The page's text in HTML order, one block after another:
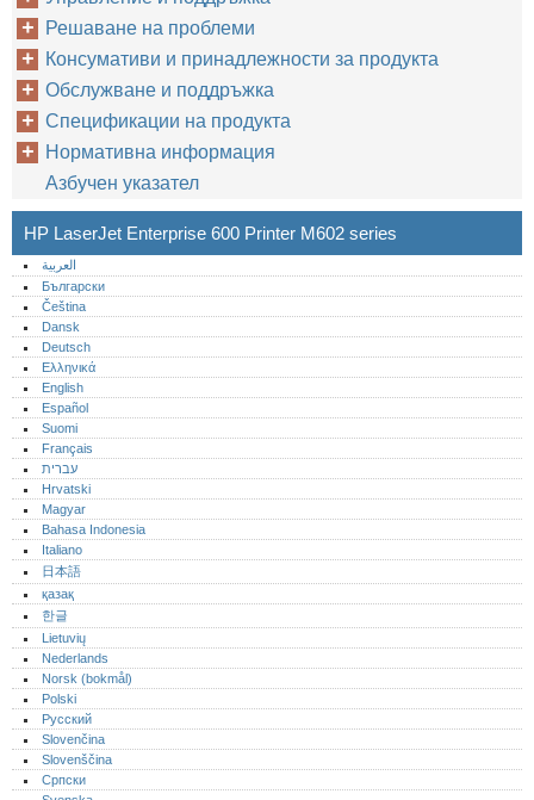
Решаване на проблеми
Консумативи и принадлежности за продукта
Обслужване и поддръжка
Спецификации на продукта
Нормативна информация
Азбучен указател
HP LaserJet Enterprise 600 Printer M602 series
العربية
Български
Čeština
Dansk
Deutsch
Ελληνικά
English
Español
Suomi
Français
עברית
Hrvatski
Magyar
Bahasa Indonesia
Italiano
日本語
қазақ
한글
Lietuvių
Nederlands
Norsk (bokmål)‎
Polski
Русский
Slovenčina
Slovenščina
Српски